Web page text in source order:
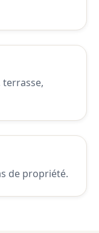
de propriété.